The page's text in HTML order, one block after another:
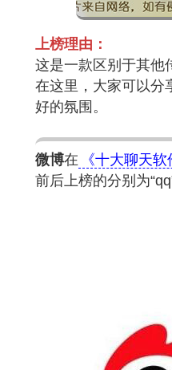
上榜理由：
这是一款区别于其他
在这里，大家可以分
好的氛围。
微博在 《十大聊天软
前后上榜的分别为